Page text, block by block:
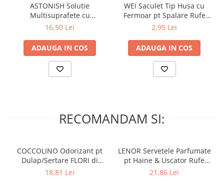
ASTONISH Solutie
Multisuprafete cu
Bicarbonat de Sodiu 750 ml
16,50 Lei
ADAUGA IN COS
WEI Saculet Tip Husa cu
Fermoar pt Spalare Rufe
Delicate in Masina de
2,95 Lei
ADAUGA IN COS
RECOMANDAM SI:
COCCOLINO Odorizant pt
Dulap/Sertare FLORI di
PRIMAVERA 3 buc
18,81 Lei
LENOR Servetele Parfumate
pt Haine & Uscator Rufe
SPRING AWAKENING 34 buc
21,86 Lei